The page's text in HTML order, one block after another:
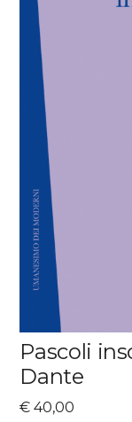
Pascoli
Dante
€ 40,00